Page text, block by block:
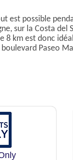
est possible
sur la Costa del
8 km est donc
Paseo